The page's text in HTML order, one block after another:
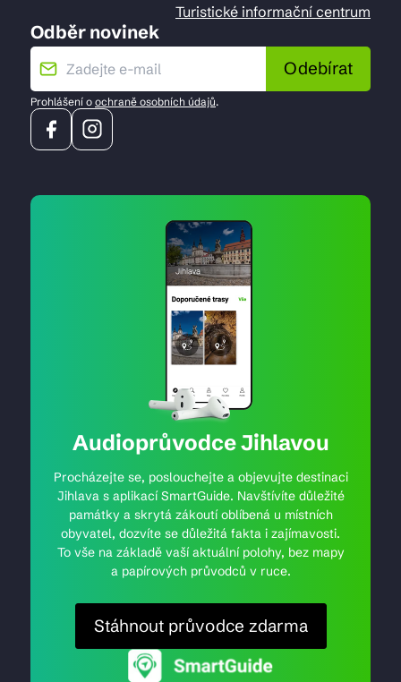
Turistické informační centrum
Odběr novinek
Odebírat
Prohlášení o ochraně osobních údajů.
Audioprůvodce Jihlavou
Procházejte se, poslouchejte a objevujte destinaci
Jihlava s aplikací SmartGuide. Navštívíte důležité
památky a skrytá zákoutí oblíbená u místních
obyvatel, dozvíte se důležitá fakta i zajímavosti.
To vše na základě vaší aktuální polohy, bez mapy
a papírových průvodců v ruce.
Stáhnout průvodce zdarma